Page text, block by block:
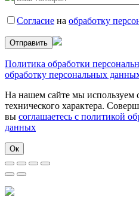
Согласие на обработку
Политика обработки
обработку персональных
На нашем сайте мы используем
технического характера.
вы соглашаетесь с политикой
данных
Ок